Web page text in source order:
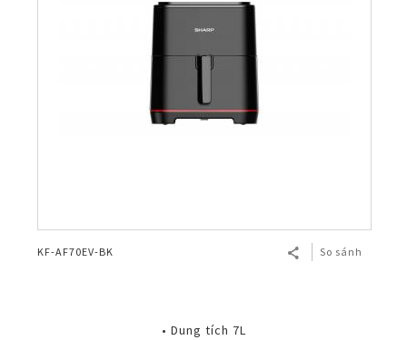
KF-AF70EV-BK So sánh
• Dung tích 7L